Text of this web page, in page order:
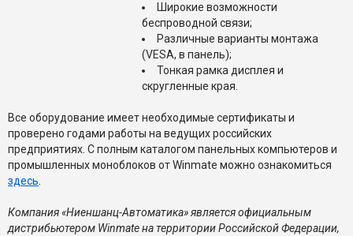
Широкие возможности
беспроводной связи;
Различные варианты монтажа
(VESA, в панель);
Тонкая рамка дисплея и
скругленные края.
Все оборудование имеет необходимые сертификаты и
проверено годами работы на ведущих российских
предприятиях. С полным каталогом панельных компьютеров и
промышленных моноблоков от Winmate можно ознакомиться
здесь
Компания «Ниеншанц-Автоматика» является официальным
дистрибьютером Winmate на территории Российской Федерации,